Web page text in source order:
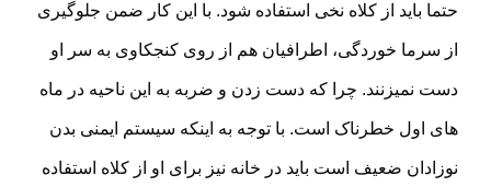
حتما باید از کلاه نخی استفاده شود. با این کار ضمن جلوگیری
از سرما خوردگی، اطرافیان هم از روی کنجکاوی به سر او
دست نمیزنند. چرا که دست زدن و ضربه به این ناحیه در ماه
های اول خطرناک است. با توجه به اینکه سیستم ایمنی بدن
نوزادان ضعیف است باید در خانه نیز برای او از کلاه استفاده